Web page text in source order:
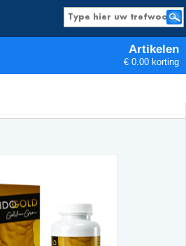
Artikelen
€ 0.00 korting